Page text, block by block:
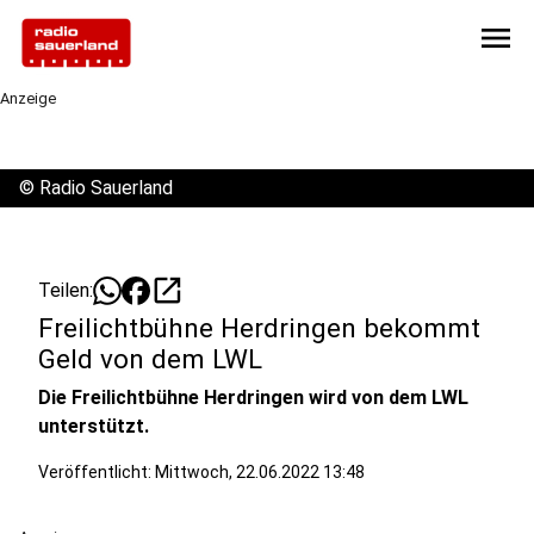
menu
Anzeige
© Radio Sauerland
Teilen: open_in_new
Freilichtbühne Herdringen bekommt
Geld von dem LWL
Die Freilichtbühne Herdringen wird von dem LWL
unterstützt.
Veröffentlicht: Mittwoch, 22.06.2022 13:48